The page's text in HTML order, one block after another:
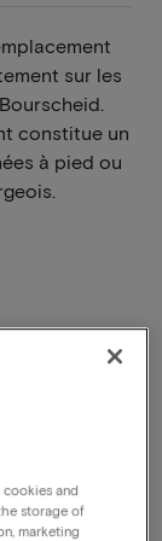
sur les
constitue un
à pied ou
and
storage of
marketing